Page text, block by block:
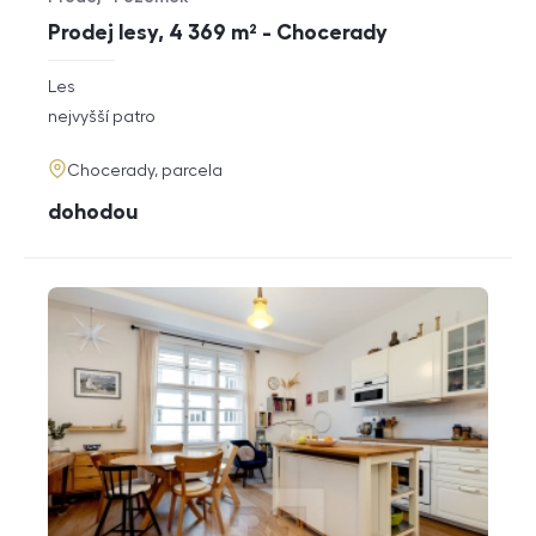
Prodej lesy, 4 369 m² - Chocerady
Typ nabídky
Typ nemovitosti
rozměry
Les
funkce
nejvyšší patro
adresa
Chocerady, parcela
cena
dohodou